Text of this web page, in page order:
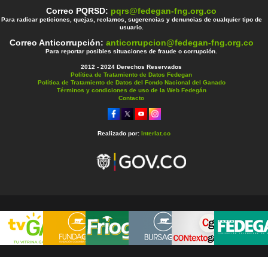
Correo PQRSD: pqrs@fedegan-fng.org.co
Para radicar peticiones, quejas, reclamos, sugerencias y denuncias de cualquier tipo de
usuario.
Correo Anticorrupción: anticorrupcion@fedegan-fng.org.co
Para reportar posibles situaciones de fraude o corrupción.
2012 - 2024 Derechos Reservados
Política de Tratamiento de Datos Fedegan
Política de Tratamiento de Datos del Fondo Nacional del Ganado
Términos y condiciones de uso de la Web Fedegán
Contacto
Realizado por: Interlat.co